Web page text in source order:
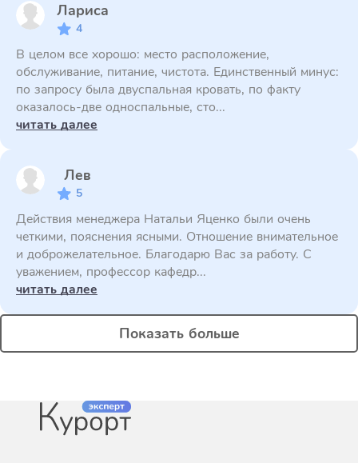
Лариса
4
В целом все хорошо: место расположение,
обслуживание, питание, чистота. Единственный минус:
по запросу была двуспальная кровать, по факту
оказалось-две односпальные, сто...
читать далее
Лев
5
Действия менеджера Натальи Яценко были очень
четкими, пояснения ясными. Отношение внимательное
и доброжелательное. Благодарю Вас за работу. С
уважением, профессор кафедр...
читать далее
Показать больше